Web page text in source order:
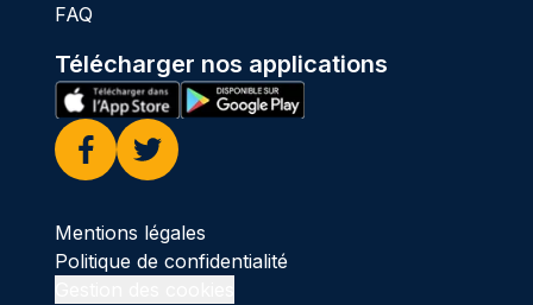
FAQ
Télécharger nos applications
Facebook
Twitter
Mentions légales
Politique de confidentialité